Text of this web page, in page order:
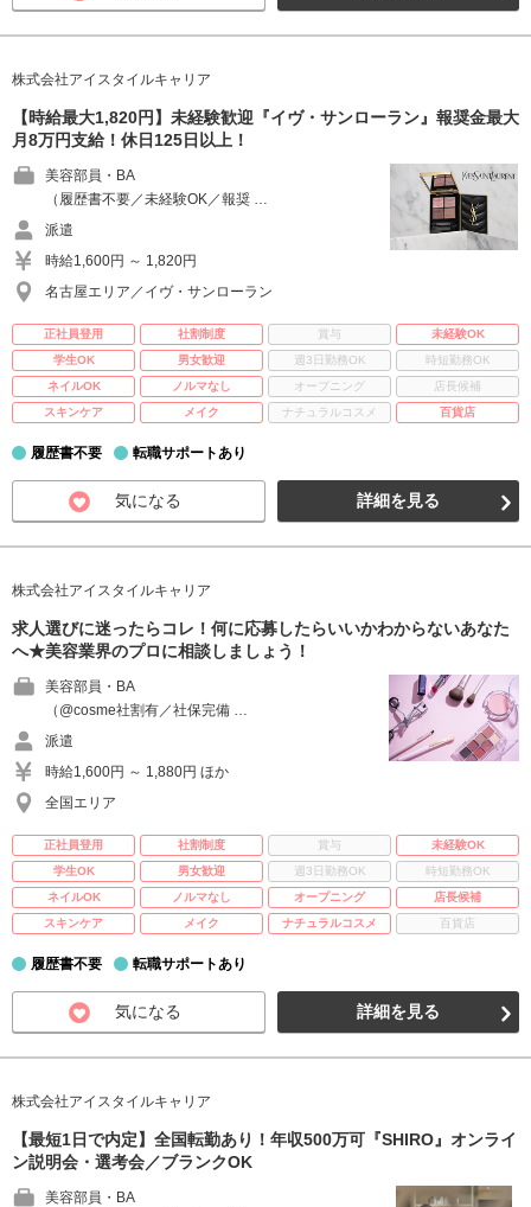
株式会社アイスタイルキャリア
【時給最大1,820円】未経験歓迎『イヴ・サンローラン』報奨金最大
月8万円支給！休日125日以上！
美容部員・BA
（履歴書不要／未経験OK／報奨 …
派遣
時給1,600円 ～ 1,820円
名古屋エリア／イヴ・サンローラン
正社員登用 社割制度 賞与
未経験OK
学生OK
男女歓迎 週3日勤務OK
時短勤務OK
ネイルOK
ノルマなし オープニング
店長候補
スキンケア
メイク ナチュラルコスメ 百貨店
履歴書不要 転職サポートあり
気になる 詳細を見る
株式会社アイスタイルキャリア
求人選びに迷ったらコレ！何に応募したらいいかわからないあなた
へ★美容業界のプロに相談しましょう！
美容部員・BA
（@cosme社割有／社保完備 …
派遣
時給1,600円 ～ 1,880円 ほか
全国エリア
正社員登用 社割制度 賞与
未経験OK
学生OK
男女歓迎 週3日勤務OK
時短勤務OK
ネイルOK
ノルマなし オープニング
店長候補
スキンケア
メイク ナチュラルコスメ 百貨店
履歴書不要 転職サポートあり
気になる 詳細を見る
株式会社アイスタイルキャリア
【最短1日で内定】全国転勤あり！年収500万可『SHIRO』オンライ
ン説明会・選考会／ブランクOK
美容部員・BA